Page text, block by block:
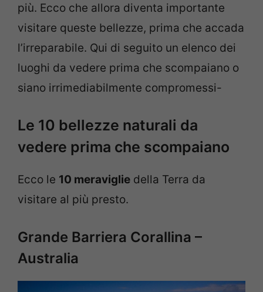
più. Ecco che allora diventa importante
visitare queste bellezze, prima che accada
l’irreparabile. Qui di seguito un elenco dei
luoghi da vedere prima che scompaiano o
siano irrimediabilmente compromessi-
Le 10 bellezze naturali da
vedere prima che scompaiano
Ecco le 10 meraviglie della Terra da
visitare al più presto.
Grande Barriera Corallina –
Australia